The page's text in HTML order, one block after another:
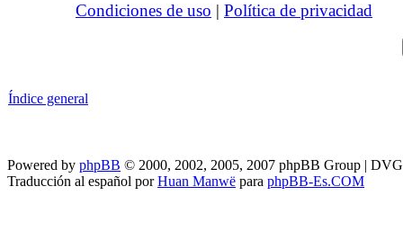
Condiciones de uso | Política de privacidad
Índice general
Powered by phpBB © 2000, 2002, 2005, 2007 phpBB Group |
Traducción al español porHuan Manwë para phpBB-Es.COM